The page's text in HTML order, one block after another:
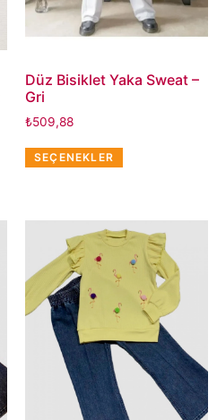
Düz Bisiklet Yaka Sweat –
Gri
₺509,88
SEÇENEKLER